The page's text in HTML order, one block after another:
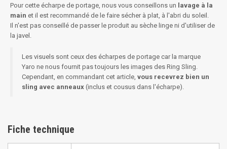
Pour cette écharpe de portage, nous vous conseillons un lavage à la
main et il est recommandé de le faire sécher à plat, à l'abri du soleil.
Il n'est pas conseillé de passer le produit au sèche linge ni d'utiliser de
la javel.
Les visuels sont ceux des écharpes de portage car la marque
Yaro ne nous fournit pas toujours les images des Ring Sling.
Cependant, en commandant cet article, vous recevrez bien un
sling avec anneaux (inclus et cousus dans l'écharpe).
Fiche technique